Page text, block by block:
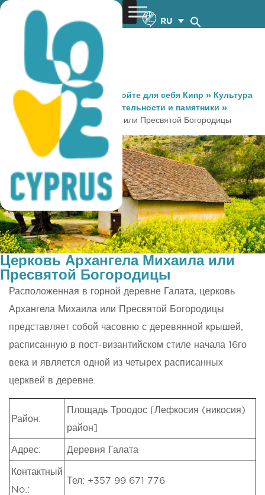
RU
You are here: Home »Откройте для себя Кипр » Культура
и Религия
Достопримечательности и памятники »
Церковь Архангела Михаила или Пресвятой Богородицы
Церковь Архангела Михаила или
Пресвятой Богородицы
Расположенная в горной деревне Галата, церковь
Архангела Михаила или Пресвятой Богородицы
представляет собой часовню с деревянной крышей,
расписанную в пост-византийском стиле начала 16го
века и является одной из четырех расписанных
церквей в деревне.
Район:
Площадь Троодос [Лефкосия (никосия)
район]
Адрес: Деревня Галата
Контактный
No.:
Тел: +357 99 671 776